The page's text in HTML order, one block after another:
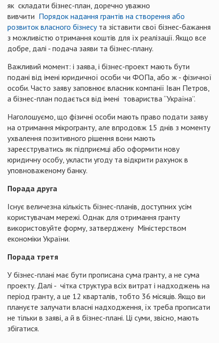
як складати бізнес-план, доречно уважно
вивчити Порядок надання грантів на створення або
розвиток власного бізнесута зіставити свої бізнес-бажання
з можливістю отримання коштів для їх реалізації. Якщо все
добре, далі - подача заяви та бізнес-плану.
Важливий момент: і заява, і бізнес-проект мають бути
подані від імені юридичної особи чи ФОПа, або ж - фізичної
особи. Часто заяву заповнює власник компанії Іван Петров,
а бізнес-план подається від імені товариства “Україна”.
Наголошуємо, що фізичні особи мають право подати заяву
на отримання мікрогранту, але впродовж 15 днів з моменту
ухвалення позитивного рішення вони мають
зареєструватись як підприємці або оформити нову
юридичну особу, укласти угоду та відкрити рахунок в
уповноваженому банку.
Порада друга
Існує величезна кількість бізнес-планів, доступних усім
користувачам мережі. Однак для отримання гранту
використовуйте форму, затверджену Міністерством
економіки України.
Порада третя
У бізнес-плані має бути прописана сума гранту, а не сума
проекту. Далі - чітка структура всіх витрат і надходжень на
період гранту, а це 12 кварталів, тобто 36 місяців. Якщо ви
плануєте залучати власні надходження, їх треба прописати
не тільки в заяві, а й в бізнес-плані. Ці суми, звісно, мають
збігатися.